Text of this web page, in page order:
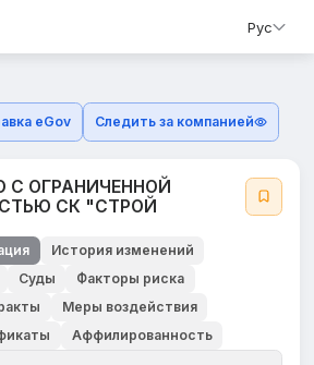
Рус
eGov Следить за компанией
С ОГРАНИЧЕННОЙ
СК "СТРОЙ
История изменений
Суды
Факторы риска
Меры воздействия
Аффилированность